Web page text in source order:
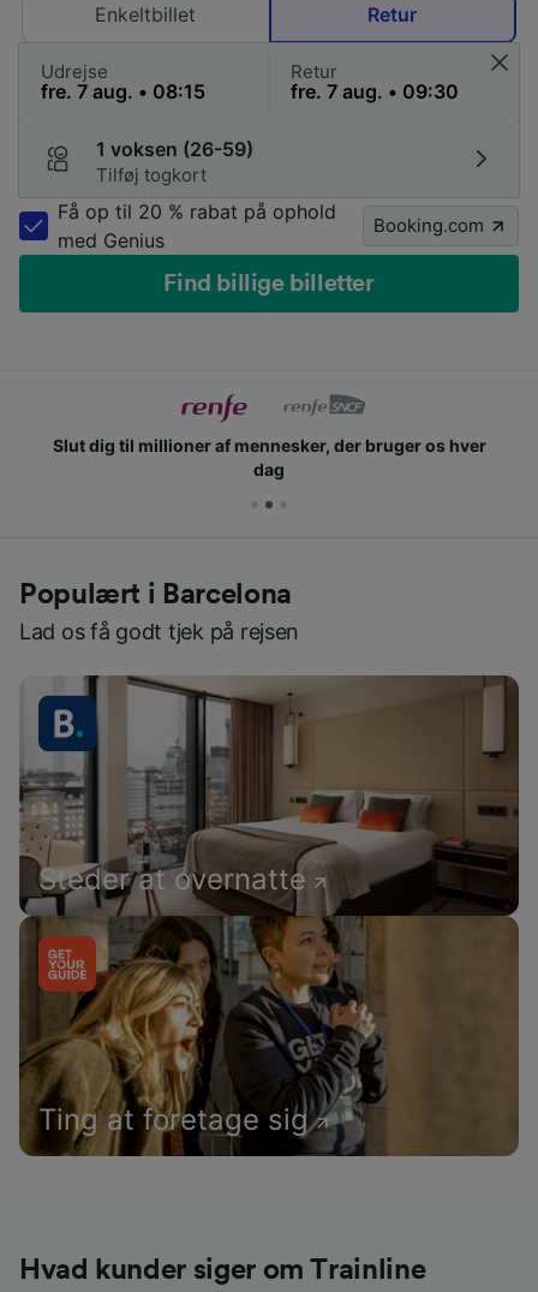
Enkeltbillet
Retur
Udrejse Retur
1 voksen (26-59)
Tilføj togkort
Få op til 20 % rabat på ophold
med Genius
Booking.com
Find billige billetter
Slut dig til millioner af mennesker, der bruger os hver
dag
Populært i Barcelona
Lad os få godt tjek på rejsen
Steder at overnatte
Ting at foretage sig
Hvad kunder siger om Trainline